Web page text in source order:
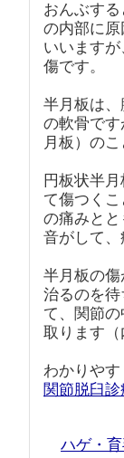
おんぶす
の内部に
いいます
傷です。
半月板は
の軟骨で
月板）の
円板状半
て傷つく
の痛みと
音がして
半月板の
治るのを
て、関節
取ります
わかりや
関節脱臼
ハゲ・